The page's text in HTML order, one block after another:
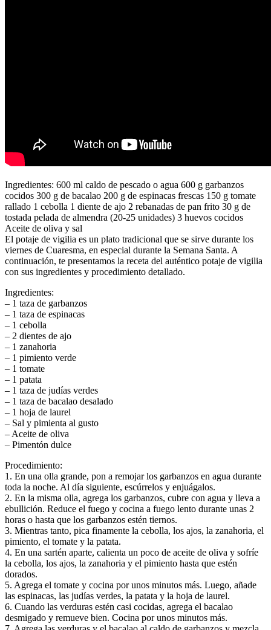
Ingredientes: 600 ml caldo de pescado o agua 600 g garbanzos
cocidos 300 g de bacalao 200 g de espinacas frescas 150 g tomate
rallado 1 cebolla 1 diente de ajo 2 rebanadas de pan frito 30 g de
tostada pelada de almendra (20-25 unidades) 3 huevos cocidos
Aceite de oliva y sal
El potaje de vigilia es un plato tradicional que se sirve durante los
viernes de Cuaresma, en especial durante la Semana Santa. A
continuación, te presentamos la receta del auténtico potaje de vigilia
con sus ingredientes y procedimiento detallado.
Ingredientes:
– 1 taza de garbanzos
– 1 taza de espinacas
– 1 cebolla
– 2 dientes de ajo
– 1 zanahoria
– 1 pimiento verde
– 1 tomate
– 1 patata
– 1 taza de judías verdes
– 1 taza de bacalao desalado
– 1 hoja de laurel
– Sal y pimienta al gusto
– Aceite de oliva
– Pimentón dulce
Procedimiento:
1. En una olla grande, pon a remojar los garbanzos en agua durante
toda la noche. Al día siguiente, escúrrelos y enjuágalos.
2. En la misma olla, agrega los garbanzos, cubre con agua y lleva a
ebullición. Reduce el fuego y cocina a fuego lento durante unas 2
horas o hasta que los garbanzos estén tiernos.
3. Mientras tanto, pica finamente la cebolla, los ajos, la zanahoria, el
pimiento, el tomate y la patata.
4. En una sartén aparte, calienta un poco de aceite de oliva y sofríe
la cebolla, los ajos, la zanahoria y el pimiento hasta que estén
dorados.
5. Agrega el tomate y cocina por unos minutos más. Luego, añade
las espinacas, las judías verdes, la patata y la hoja de laurel.
6. Cuando las verduras estén casi cocidas, agrega el bacalao
desmigado y remueve bien. Cocina por unos minutos más.